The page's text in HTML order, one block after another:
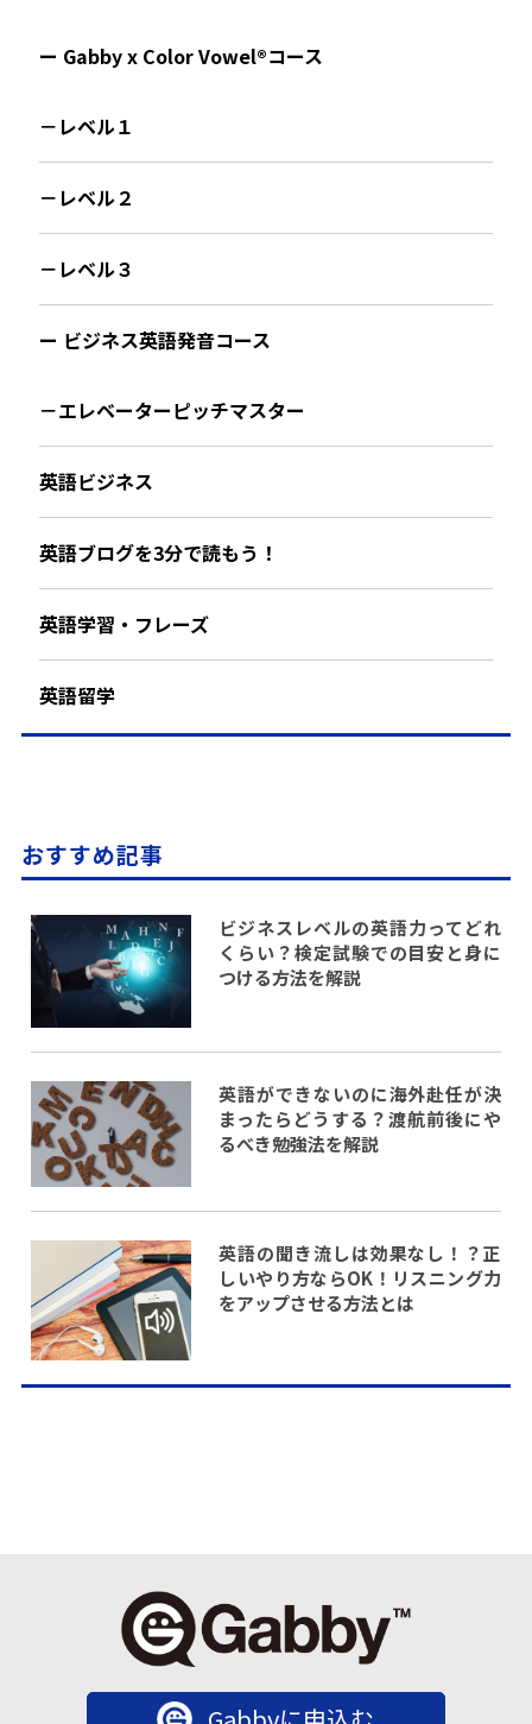
ー Gabby x Color Vowel®︎コース
－レベル１
－レベル２
－レベル３
ー ビジネス英語発音コース
－エレベーターピッチマスター
英語ビジネス
英語ブログを3分で読もう！
英語学習・フレーズ
英語留学
おすすめ記事
ビジネスレベルの英語力ってどれ
くらい？検定試験での目安と身に
つける方法を解説
英語ができないのに海外赴任が決
まったらどうする？渡航前後にや
るべき勉強法を解説
英語の聞き流しは効果なし！？正
しいやり方ならOK！リスニング力
をアップさせる方法とは